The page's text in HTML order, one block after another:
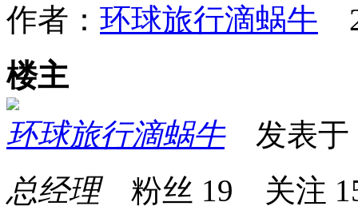
作者： 环球旅行滴蜗牛
楼主
环球旅行滴蜗牛发表于
总经理粉丝 19 关注